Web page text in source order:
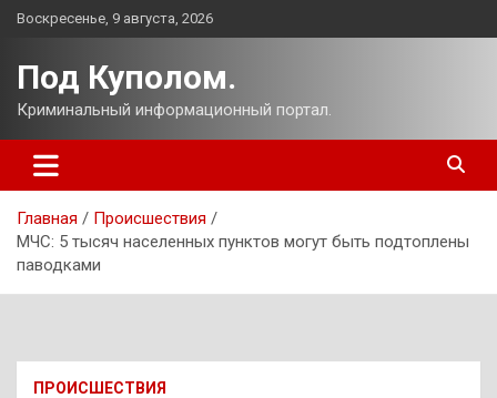
Перейти
Воскресенье, 9 августа, 2026
Под Куполом.
Криминальный информационный портал.
Главная
Происшествия
МЧС: 5 тысяч населенных пунктов могут быть подтоплены
паводками
ПРОИСШЕСТВИЯ